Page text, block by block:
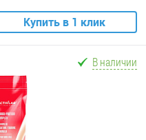
Купить в 1 клик
В наличии